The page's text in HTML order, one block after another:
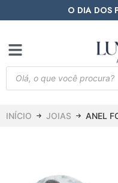
O DIA DOS
INÍCIO JOIAS ANEL